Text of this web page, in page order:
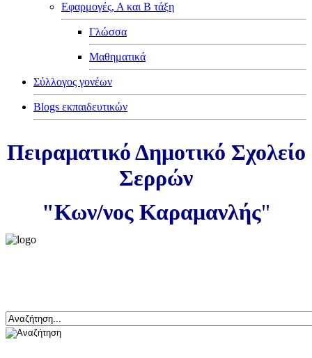
Εφαρμογές, Α και Β τάξη
Γλώσσα
Μαθηματικά
Σύλλογος γονέων
Blogs εκπαιδευτικών
Πειραματικό Δημοτικό Σχολείο
Σερρών
"Κων/νος Καραμανλής"